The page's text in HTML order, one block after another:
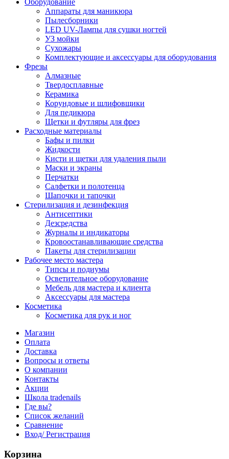
Оборудование
Аппараты для маникюра
Пылесборники
LED UV-Лампы для сушки ногтей
УЗ мойки
Сухожары
Комплектующие и аксессуары для оборудования
Фрезы
Алмазные
Твердосплавные
Керамика
Корундовые и шлифовщики
Для педикюра
Щетки и футляры для фрез
Расходные материалы
Бафы и пилки
Жидкости
Кисти и щетки для удаления пыли
Маски и экраны
Перчатки
Салфетки и полотенца
Шапочки и тапочки
Стерилизация и дезинфекция
Антисептики
Дезсредства
Журналы и индикаторы
Кровоостанавливающие средства
Пакеты для стерилизации
Рабочее место мастера
Типсы и подиумы
Осветительное оборудование
Мебель для мастера и клиента
Аксессуары для мастера
Косметика
Косметика для рук и ног
Магазин
Оплата
Доставка
Вопросы и ответы
О компании
Контакты
Акции
Школа tradenails
Где вы?
Список желаний
Сравнение
Вход/ Регистрация
Корзина